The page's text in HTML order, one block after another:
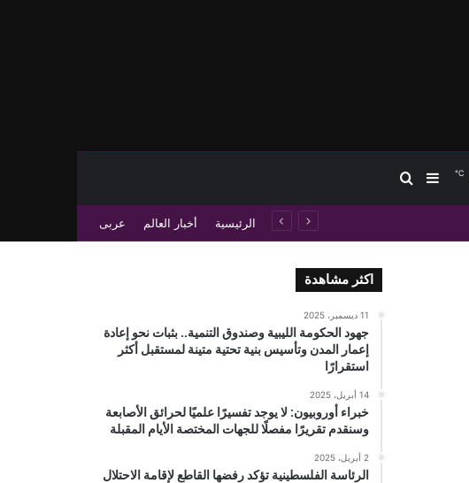
℃ إضافة عمود جانبي
بحث عن
الرئيسية أخبار العالم عربى
اكثر مشاهدة
11 ديسمبر، 2025
جهود الحكومة الليبية وصندوق التنمية.. بثبات نحو إعادة
إعمار المدن وتأسيس بنية تحتية متينة لمستقبل أكثر
استقرارًا
14 أبريل، 2025
خبراء أوروبيون: لا يوجد تفسيرًا علميًا لحرائق الأصابعة
وسنقدم تقريرًا مفصلًا للجهات المختصة الأيام المقبلة
2 أبريل، 2025
الرئاسة الفلسطينية تؤكد رفضها القاطع لإقامة الاحتلال